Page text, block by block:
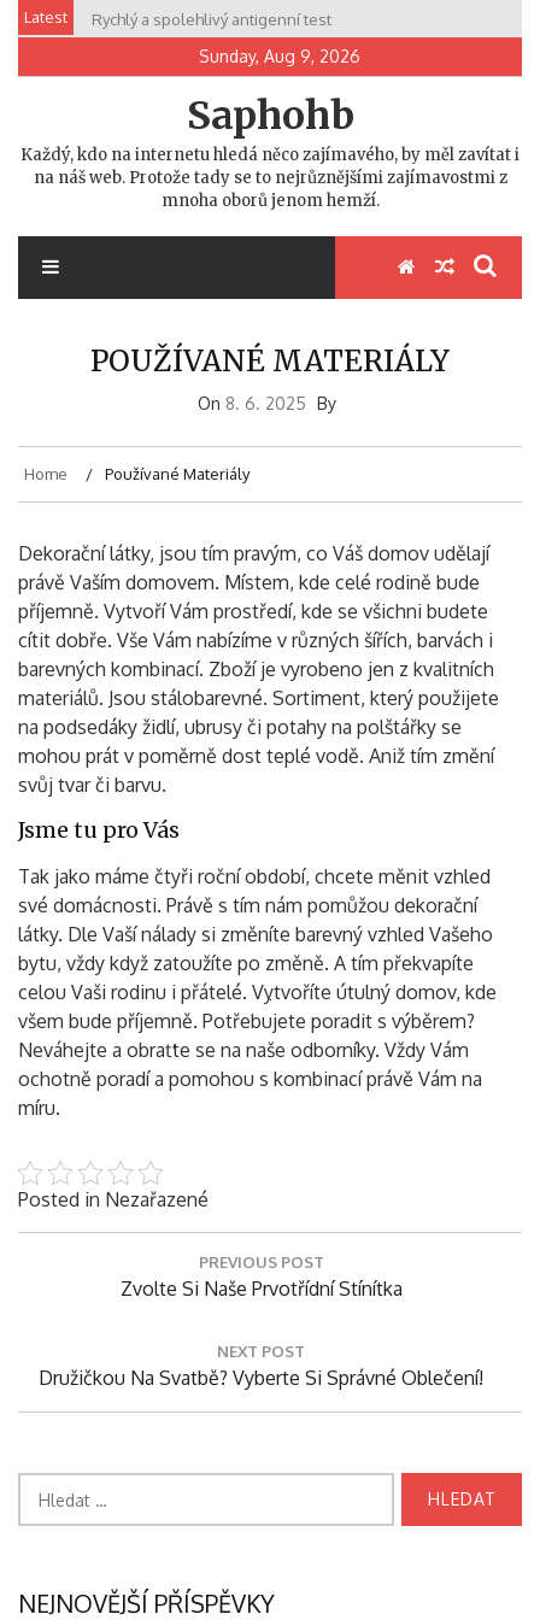
Skip
content
Latest Rychlý a spolehlivý antigenní test
Sunday, Aug 9, 2026
Saphohb
Každý, kdo na internetu hledá něco zajímavého, by měl zavítat i
na náš web. Protože tady se to nejrůznějšími zajímavostmi z
mnoha oborů jenom hemží.
Vyhledávání
POUŽÍVANÉ MATERIÁLY
On 8. 6. 2025 By
Home Používané Materiály
Dekorační látky, jsou tím pravým, co Váš domov udělají
právě Vaším domovem. Místem, kde celé rodině bude
příjemně. Vytvoří Vám prostředí, kde se všichni budete
cítit dobře. Vše Vám nabízíme v různých šířích, barvách i
barevných kombinací. Zboží je vyrobeno jen z kvalitních
materiálů. Jsou stálobarevné. Sortiment, který použijete
na podsedáky židlí, ubrusy či potahy na polštářky se
mohou prát v poměrně dost teplé vodě. Aniž tím změní
svůj tvar či barvu.
Jsme tu pro Vás
Tak jako máme čtyři roční období, chcete měnit vzhled
své domácnosti. Právě s tím nám pomůžou dekorační
látky. Dle Vaší nálady si změníte barevný vzhled Vašeho
bytu, vždy když zatoužíte po změně. A tím překvapíte
celou Vaši rodinu i přátelé. Vytvoříte útulný domov, kde
všem bude příjemně. Potřebujete poradit s výběrem?
Neváhejte a obraťte se na naše odborníky. Vždy Vám
ochotně poradí a pomohou s kombinací právě Vám na
míru.
Posted in Nezařazené
příspěvek
PREVIOUS POST
Previous
Zvolte Si Naše Prvotřídní Stínítka
NEXT POST
Next
Post:
Družičkou Na Svatbě? Vyberte Si Správné Oblečení!
NEJNOVĚJŠÍ PŘÍSPĚVKY